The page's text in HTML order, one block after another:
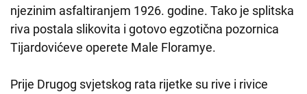
njezinim asfaltiranjem 1926. godine. Tako je splitska
riva postala slikovita i gotovo egzotična pozornica
Tijardovićeve operete Male Floramye.
Prije Drugog svjetskog rata rijetke su rive i rivice